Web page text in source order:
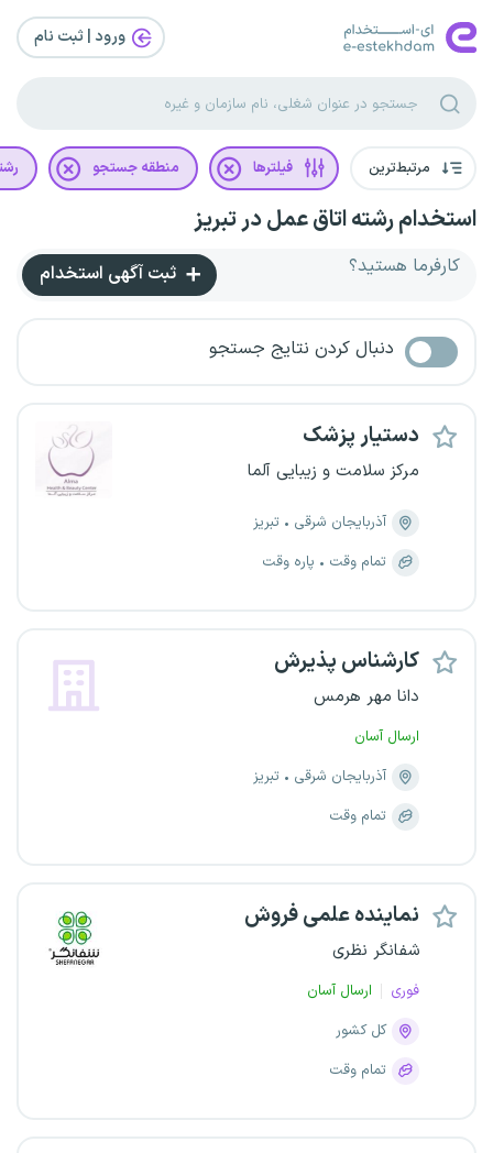
ورود | ثبت‌ نام
مرتبط‌ترین فیلترها منطقه جستجو
استخدام رشته اتاق عمل در تبریز
کارفرما هستید؟ ثبت آگهی استخدام
دنبال کردن نتایج جستجو
دستیار پزشک
مرکز سلامت و‌ زیبایی آلما
آذربایجان شرقی
تبریز
تمام وقت
پاره وقت
کارشناس پذیرش
دانا مهر هرمس
ارسال آسان
آذربایجان شرقی
تبریز
تمام وقت
نماینده علمی فروش
شفانگر نظری
فوری
ارسال آسان
کل کشور
تمام وقت